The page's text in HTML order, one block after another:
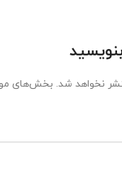
نخواهد شد. بخش‌های